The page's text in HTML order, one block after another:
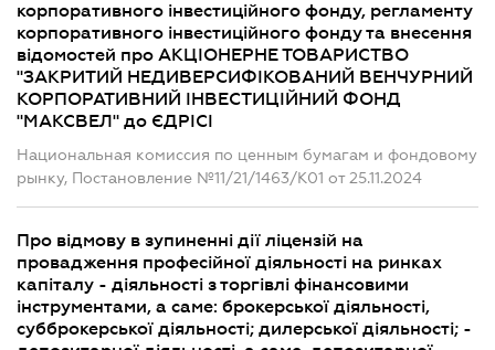
корпоративного інвестиційного фонду, регламенту
корпоративного інвестиційного фонду та внесення
відомостей про АКЦІОНЕРНЕ ТОВАРИСТВО
"ЗАКРИТИЙ НЕДИВЕРСИФІКОВАНИЙ ВЕНЧУРНИЙ
КОРПОРАТИВНИЙ ІНВЕСТИЦІЙНИЙ ФОНД
"МАКСВЕЛ" до ЄДРІСІ
Национальная комиссия по ценным бумагам и фондовому
рынку, Постановление №11/21/1463/К01 от 25.11.2024
Про відмову в зупиненні дії ліцензій на
провадження професійної діяльності на ринках
капіталу - діяльності з торгівлі фінансовими
інструментами, а саме: брокерської діяльності,
субброкерської діяльності; дилерської діяльності; -